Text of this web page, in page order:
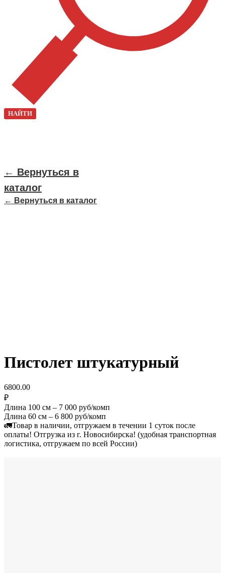
НАЙТИ
← Вернуться в
каталог
← Вернуться в каталог
Пистолет штукатурный
6800.00
₽
Длина 100 см – 7 000 руб/комп
Длина 60 см – 6 800 руб/комп
🚛Товар в наличии, отгружаем в течении 1 суток после
оплаты! Отгрузка из г. Новосибирска! (удобная транспортная
логистика, отгружаем по всей России)